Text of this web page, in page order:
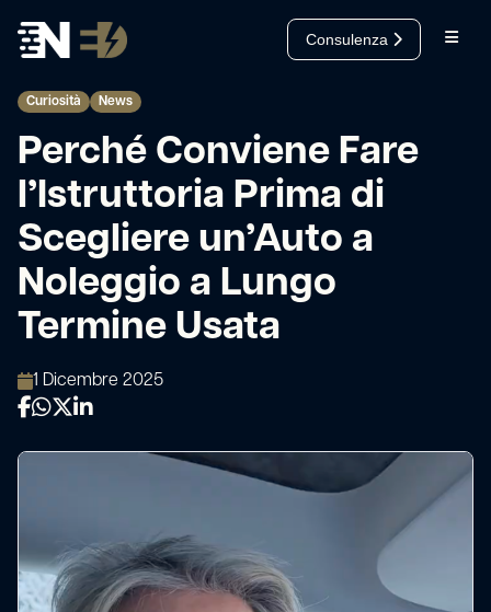
Consulenza
Cerca
Pubblicato in
Curiosità News
Perché Conviene Fare
l’Istruttoria Prima di
Scegliere un’Auto a
Noleggio a Lungo
Termine Usata
1 Dicembre 2025